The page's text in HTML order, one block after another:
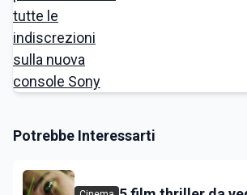
Potrebbe Interessarti